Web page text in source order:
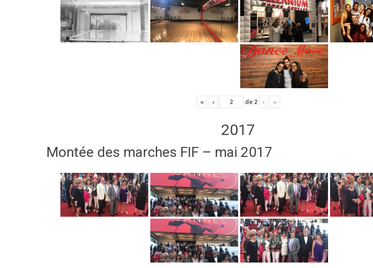
« ‹ de2 › »
2017
Montée des marches FIF – mai 2017